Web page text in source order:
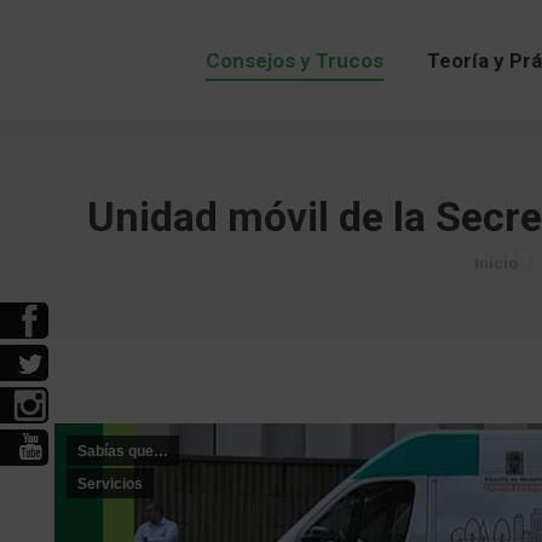
Consejos y Trucos Teoría y
Unidad móvil de la
Sabías que…
Servicios
Consejos y Trucos Teoría y